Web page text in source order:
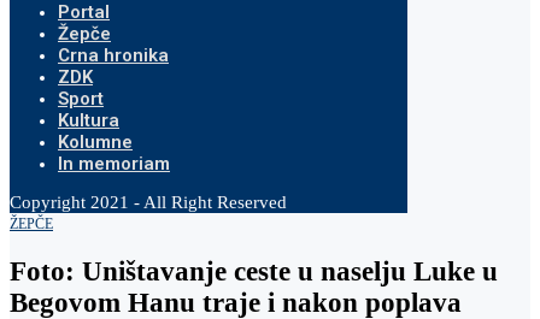
Portal
Žepče
Crna hronika
ZDK
Sport
Kultura
Kolumne
In memoriam
Copyright 2021 - All Right Reserved
ŽEPČE
Foto: Uništavanje ceste u naselju Luke u
Begovom Hanu traje i nakon poplava